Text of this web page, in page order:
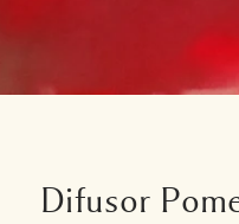
Difusor